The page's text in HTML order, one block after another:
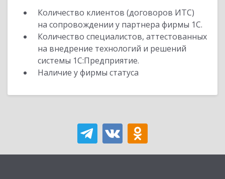
Количество клиентов (договоров ИТС)
на сопровождении у партнера фирмы 1С.
Количество специалистов, аттестованных
на внедрение технологий и решений
системы 1С:Предприятие.
Наличие у фирмы статуса